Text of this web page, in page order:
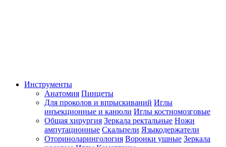
Инструменты
Анатомия Пинцеты
Для проколов и впрыскиваний Иглы
инъекционные и канюли Иглы костномозговые
Общая хирургия Зеркала ректальные Ножи
ампутационные Скальпели Языкодержатели
Оториноларингология Воронки ушные Зеркала